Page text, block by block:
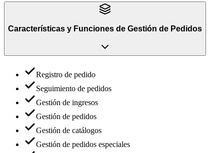
Características y Funciones de Gestión de Pedidos
Registro de pedido
Seguimiento de pedidos
Gestión de ingresos
Gestión de pedidos
Gestión de catálogos
Gestión de pedidos especiales